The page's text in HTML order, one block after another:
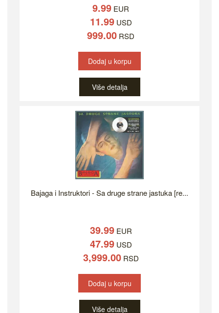
9.99 EUR
11.99USD
999.00 RSD
Dodaj u korpu
Više detalja
Bajaga i Instruktori - Sa druge strane jastuka [re...
39.99EUR
47.99USD
3,999.00RSD
Dodaj u korpu
Više detalja